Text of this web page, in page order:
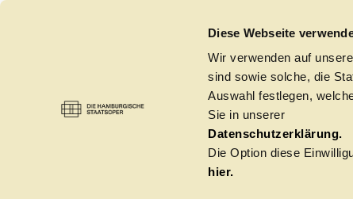
Diese Webseite
Wir verwenden auf
sind sowie solche, die
Auswahl festlegen,
Sie in unserer
Datenschutzerklärung.
Die Option diese
hier.
DIE HAMBURGISCHE STAATSOPER
LA